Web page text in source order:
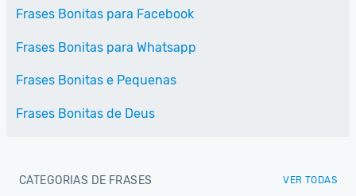
Frases Bonitas para Facebook
Frases Bonitas para Whatsapp
Frases Bonitas e Pequenas
Frases Bonitas de Deus
CATEGORIAS DE FRASES VER TODAS